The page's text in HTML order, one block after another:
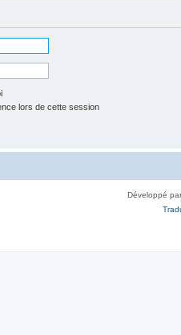
lors de cette session
Développé